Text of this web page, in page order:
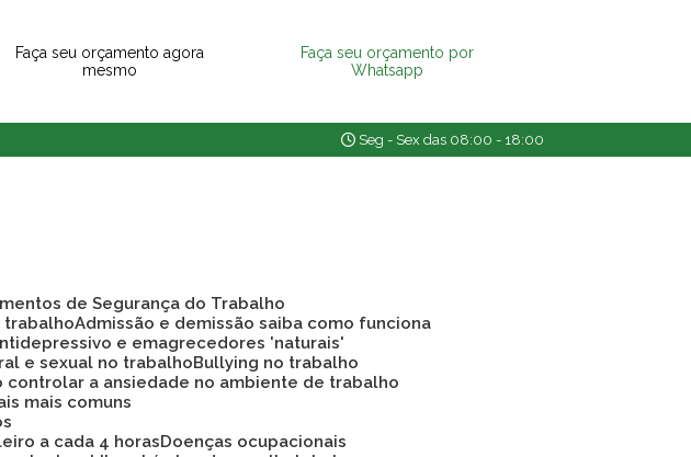
Faça seu orçamento agora
mesmo
Faça seu orçamento por
Whatsapp
Seg - Sex das 08:00 - 18:00
de Segurança do Trabalho
trabalho Admissão e demissão saiba como funciona
e emagrecedores 'naturais'
e sexual no trabalho
Bullying no trabalho
controlar a ansiedade no ambiente de trabalho
mais comuns
a cada 4 horas
Doenças ocupacionais